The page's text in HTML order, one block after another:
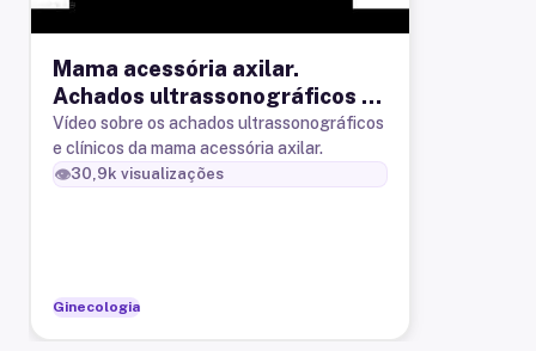
Mama acessória axilar.
Achados ultrassonográficos e
importância clínica
Vídeo sobre os achados ultrassonográficos
e clínicos da mama acessória axilar.
👁️30,9k visualizações
Ginecologia